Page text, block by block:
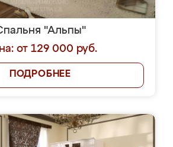
"Альпы"
от 129 000 руб.
ПОДРОБНЕЕ